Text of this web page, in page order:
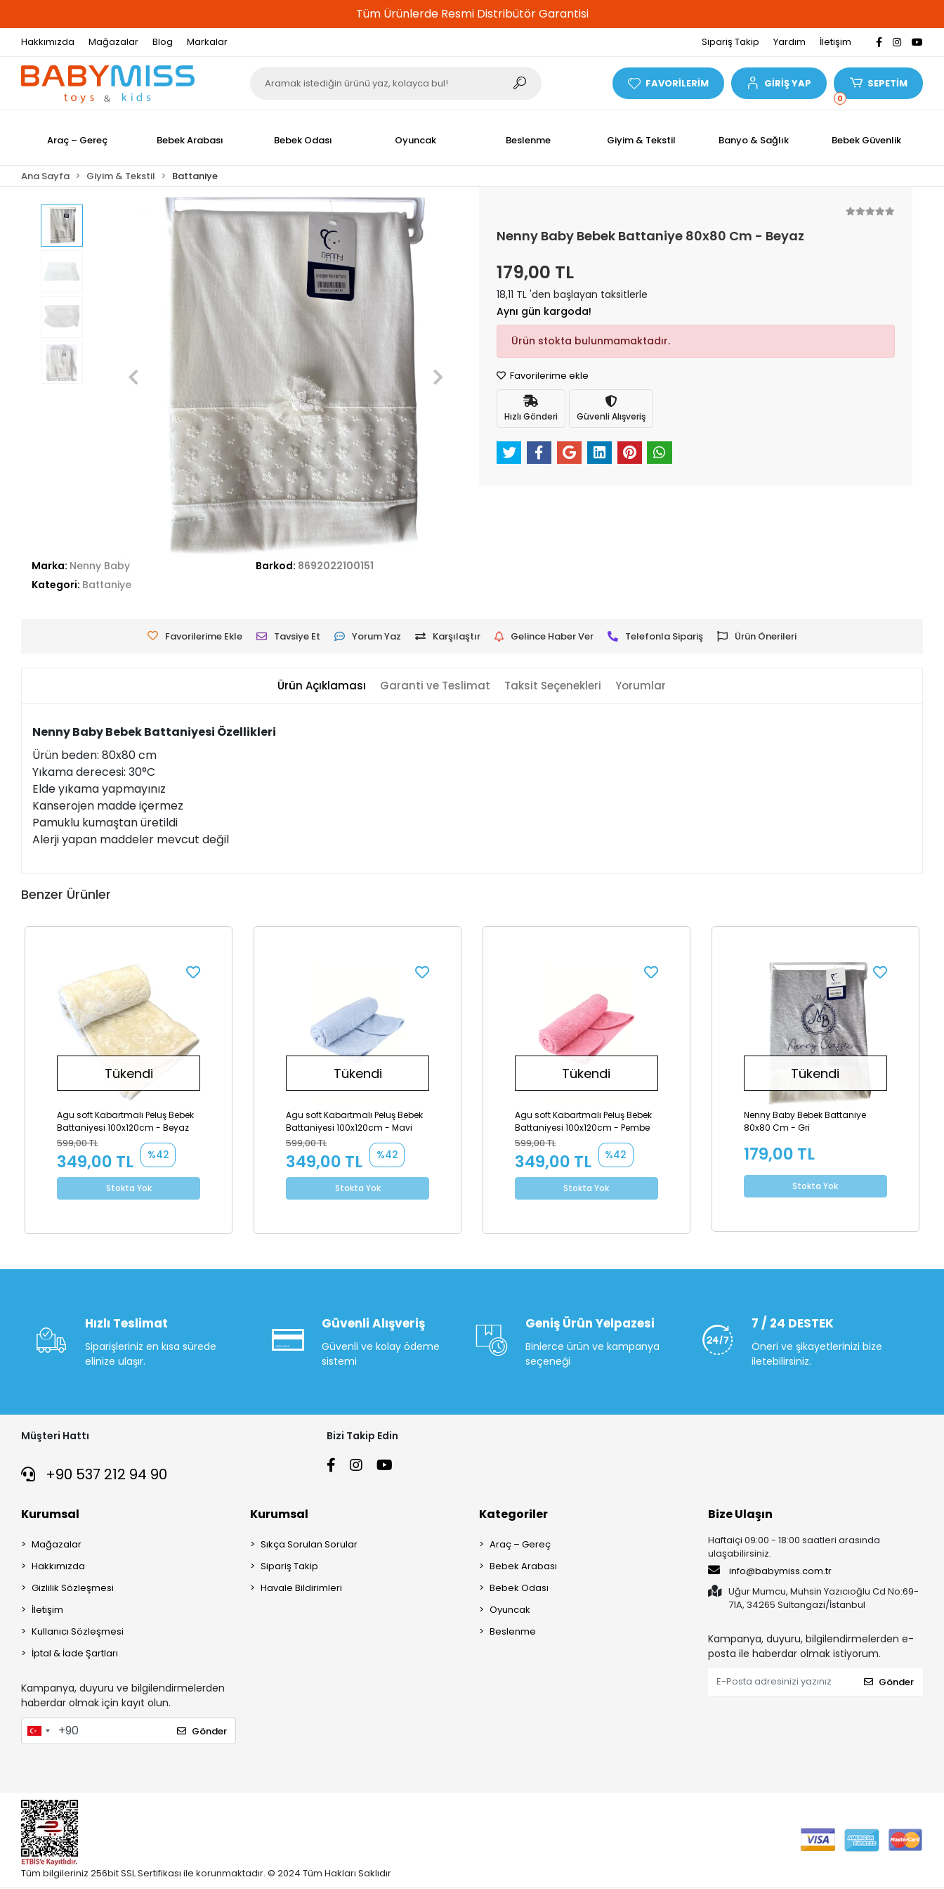
%100 Güvenli Alışveriş
Hakkımızda Mağazalar Blog Markalar Sipariş Takip Yardım İletişim
FAVORİLERİM GİRİŞ YAP
0
SEPETİM
Araç – Gereç Bebek Arabası Bebek Odası Oyuncak Beslenme Giyim & Tekstil Banyo & Sağlık Bebek Güvenlik
Ana Sayfa Giyim & Tekstil Battaniye
Marka: Nenny Baby Barkod: 8692022100151
Kategori: Battaniye
Nenny Baby Bebek Battaniye 80x80 Cm - Beyaz
179,00 TL
18,11 TL 'den başlayan taksitlerle
Aynı gün kargoda!
Ürün stokta bulunmamaktadır.
Favorilerime ekle
Hızlı Gönderi Güvenli Alışveriş
Favorilerime Ekle Tavsiye Et Yorum Yaz Karşılaştır Gelince Haber Ver Telefonla Sipariş Ürün Önerileri
Ürün Açıklaması Garanti ve Teslimat Taksit Seçenekleri Yorumlar
Nenny Baby Bebek Battaniyesi Özellikleri
Ürün beden: 80x80 cm
Yıkama derecesi: 30°C
Elde yıkama yapmayınız
Kanserojen madde içermez
Pamuklu kumaştan üretildi
Alerji yapan maddeler mevcut değil
Benzer Ürünler
Tükendi
Agu soft Kabartmalı Peluş Bebek
Battaniyesi 100x120cm - Beyaz
599,00 TL
349,00 TL %42
Stokta Yok
Tükendi
Agu soft Kabartmalı Peluş Bebek
Battaniyesi 100x120cm - Mavi
599,00 TL
349,00 TL %42
Stokta Yok
Tükendi
Agu soft Kabartmalı Peluş Bebek
Battaniyesi 100x120cm - Pembe
599,00 TL
349,00 TL %42
Stokta Yok
Tükendi
Nenny Baby Bebek Battaniye
80x80 Cm - Gri
179,00 TL
Stokta Yok
Hızlı Teslimat
Siparişleriniz en kısa sürede
elinize ulaşır.
Güvenli Alışveriş
Güvenli ve kolay ödeme
sistemi
Geniş Ürün Yelpazesi
Binlerce ürün ve kampanya
seçeneği
7 / 24 DESTEK
Öneri ve şikayetlerinizi bize
iletebilirsiniz.
Müşteri Hattı
+90 537 212 94 90
Bizi Takip Edin
Kurumsal
Mağazalar
Hakkımızda
Gizlilik Sözleşmesi
İletişim
Kullanıcı Sözleşmesi
İptal & İade Şartları
Kampanya, duyuru ve bilgilendirmelerden
haberdar olmak için kayıt olun.
Gönder
Kurumsal
Sıkça Sorulan Sorular
Sipariş Takip
Havale Bildirimleri
Kategoriler
Araç – Gereç
Bebek Arabası
Bebek Odası
Oyuncak
Beslenme
Bize Ulaşın
Haftaiçi 09:00 - 18:00 saatleri arasında
ulaşabilirsiniz.
info@babymiss.com.tr
Uğur Mumcu, Muhsin Yazıcıoğlu Cd No:69-
71A, 34265 Sultangazi/İstanbul
Kampanya, duyuru, bilgilendirmelerden e-
posta ile haberdar olmak istiyorum.
Gönder
Tüm bilgileriniz 256bit SSL Sertifikası ile korunmaktadır. © 2024 Tüm Hakları Saklıdır